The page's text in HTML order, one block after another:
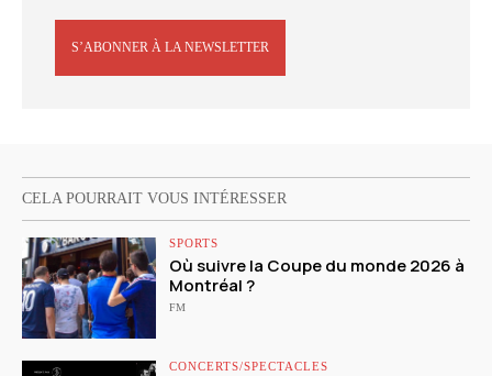
S’ABONNER À LA NEWSLETTER
CELA POURRAIT VOUS INTÉRESSER
SPORTS
Où suivre la Coupe du monde 2026 à
Montréal ?
FM
CONCERTS/SPECTACLES